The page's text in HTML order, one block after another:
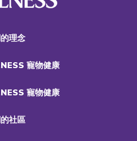
理念
寵物健康
寵物健康
社區